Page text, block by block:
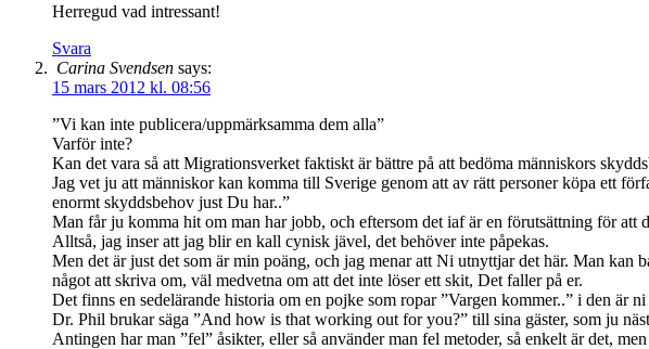
Herregud vad intressant!
Svara
Carina Svendsen says:
15 mars 2012 kl. 08:56
”Vi kan inte publicera/uppmärksamma dem alla”
Varför inte?
Kan det vara så att Migrationsverket faktiskt är bättre på att bedöma människors
Jag vet ju att människor kan komma till Sverige genom att av rätt personer köpa ett
enormt skyddsbehov just Du har..”
Man får ju komma hit om man har jobb, och eftersom det iaf är en förutsättning för att
Alltså, jag inser att jag blir en kall cynisk jävel, det behöver inte påpekas.
Men det är just det som är min poäng, och jag menar att Ni utnyttjar det här. Man kan
något att skriva om, väl medvetna om att det inte löser ett skit, Det faller på er.
Det finns en sedelärande historia om en pojke som ropar ”Vargen kommer..” i den är
Dr. Phil brukar säga ”And how is that working out for you?” till sina gäster, som ju
Antingen har man ”fel” åsikter, eller så använder man fel metoder, så enkelt är det,